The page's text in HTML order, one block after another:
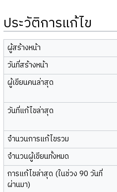
ประวัติการแก้ไข
ผู้สร้างหน้า
วันที่สร้างหน้า
ผู้เขียนคนล่าสุด
วันที่แก้ไขล่าสุด
จำนวนการแก้ไขรวม
จำนวนผู้เขียนทั้งหมด
การแก้ไขล่าสุด (ในช่วง 90 วันที่
ผ่านมา)